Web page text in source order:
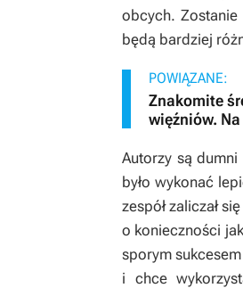
obcych. Zostanie
będą bardziej
POWIĄZANE:
Znakomite
więźniów.
Autorzy są
było wykonać
zespół zaliczał
o konieczności
sporym
i chce